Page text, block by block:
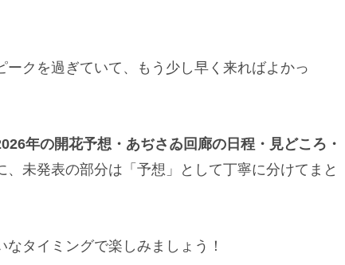
クを過ぎていて、もう少し早く来ればよかっ
年の開花予想・あぢさゐ回廊の日程・見どころ・
、未発表の部分は「予想」として丁寧に分けてまと
タイミングで楽しみましょう！